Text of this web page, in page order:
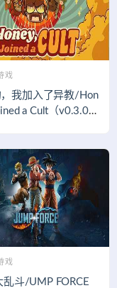
戏
我加入了异教/Hon
a Cult（v0.3.02
戏
乱斗/UMP FORCE